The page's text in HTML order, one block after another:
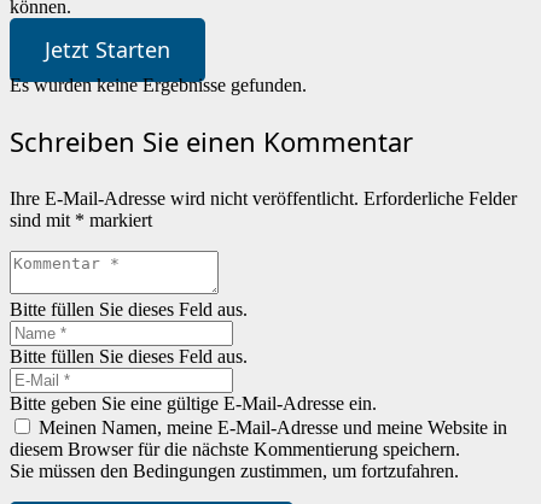
können.
Jetzt Starten
Es wurden keine Ergebnisse gefunden.
Schreiben Sie einen Kommentar
Ihre E-Mail-Adresse wird nicht veröffentlicht. Erforderliche Felder
sind mit * markiert
Bitte füllen Sie dieses Feld aus.
Bitte füllen Sie dieses Feld aus.
Bitte geben Sie eine gültige E-Mail-Adresse ein.
Meinen Namen, meine E-Mail-Adresse und meine Website in
diesem Browser für die nächste Kommentierung speichern.
Sie müssen den Bedingungen zustimmen, um fortzufahren.